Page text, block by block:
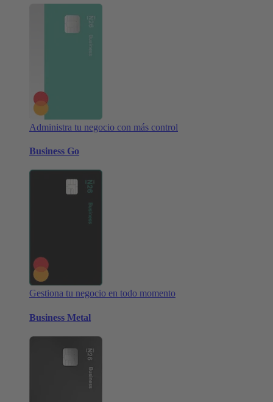
Administra tu negocio con más control
Business Go
Gestiona tu negocio en todo momento
Business Metal